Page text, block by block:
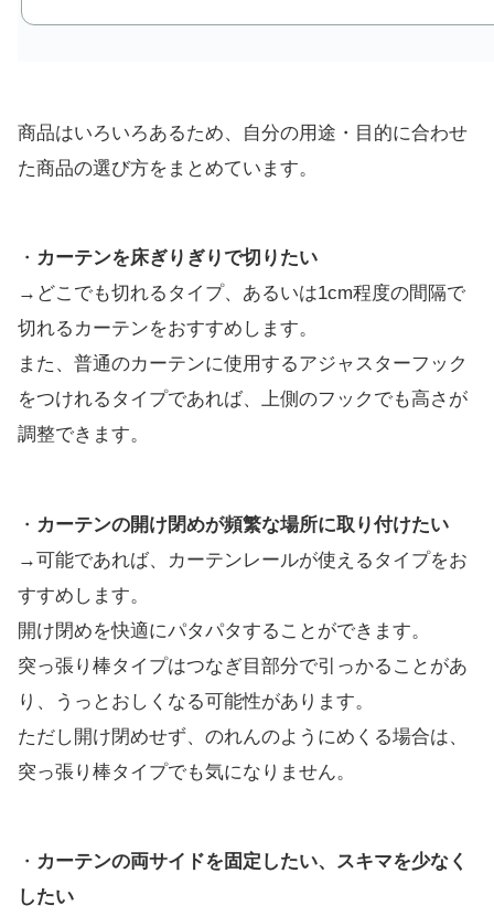
商品はいろいろあるため、自分の用途・目的に合わせ
た商品の選び方をまとめています。
・ カーテンを床ぎりぎりで切りたい
→どこでも切れるタイプ、あるいは1cm程度の間隔で
切れるカーテンをおすすめします。
また、普通のカーテンに使用するアジャスターフック
をつけれるタイプであれば、上側のフックでも高さが
調整できます。
・ カーテンの開け閉めが頻繁な場所に取り付けたい
→可能であれば、カーテンレールが使えるタイプをお
すすめします。
開け閉めを快適にパタパタすることができます。
突っ張り棒タイプはつなぎ目部分で引っかることがあ
り、うっとおしくなる可能性があります。
ただし開け閉めせず、のれんのようにめくる場合は、
突っ張り棒タイプでも気になりません。
・ カーテンの両サイドを固定したい、スキマを少なく
したい